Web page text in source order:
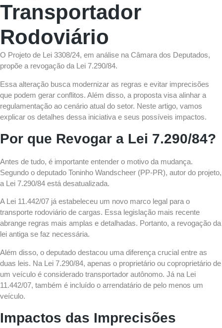
Transportador
Rodoviário
O Projeto de Lei 3308/24, em análise na Câmara dos Deputados,
propõe a revogação da Lei 7.290/84.
Essa alteração busca modernizar as regras e evitar imprecisões
que podem gerar conflitos. Além disso, a proposta visa alinhar a
regulamentação ao cenário atual do setor. Neste artigo, vamos
explicar os detalhes dessa iniciativa e seus possíveis impactos.
Por que Revogar a Lei 7.290/84?
Antes de tudo, é importante entender o motivo da mudança.
Segundo o deputado Toninho Wandscheer (PP-PR), autor do projeto,
a Lei 7.290/84 está desatualizada.
A Lei 11.442/07 já estabeleceu um novo marco legal para o
transporte rodoviário de cargas. Essa legislação mais recente
abrange regras mais amplas e detalhadas. Portanto, a revogação da
lei antiga se faz necessária.
Além disso, o deputado destacou uma diferença crucial entre as
duas leis. Na Lei 7.290/84, apenas o proprietário ou coproprietário de
um veículo é considerado transportador autônomo. Já na Lei
11.442/07, também é incluído o arrendatário de pelo menos um
veículo.
Impactos das Imprecisões